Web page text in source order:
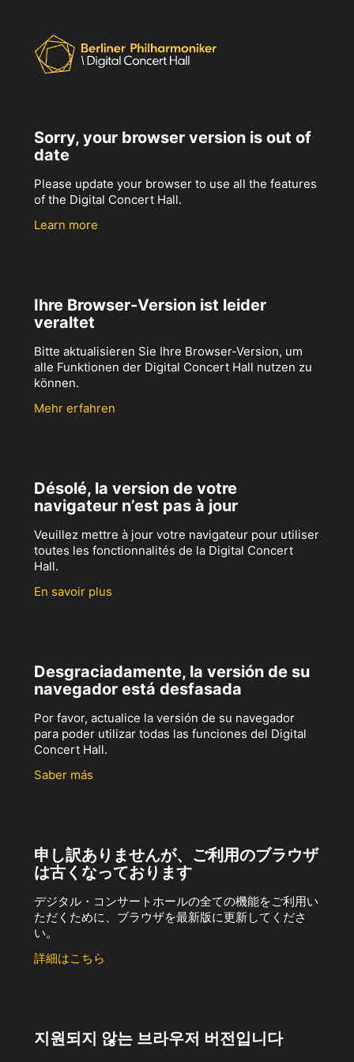
Sorry, your browser version is out of
date
Please update your browser to use all the features
of the Digital Concert Hall.
Learn more
Ihre Browser-Version ist leider
veraltet
Bitte aktualisieren Sie Ihre Browser-Version, um
alle Funktionen der Digital Concert Hall nutzen zu
können.
Mehr erfahren
Désolé, la version de votre
navigateur n’est pas à jour
Veuillez mettre à jour votre navigateur pour utiliser
toutes les fonctionnalités de la Digital Concert
Hall.
En savoir plus
Desgraciadamente, la versión de su
navegador está desfasada
Por favor, actualice la versión de su navegador
para poder utilizar todas las funciones del Digital
Concert Hall.
Saber más
申し訳ありませんが、ご利用のブラウザ
は古くなっております
デジタル・コンサートホールの全ての機能をご利用い
ただくために、ブラウザを最新版に更新してくださ
い。
詳細はこちら
지원되지 않는 브라우저 버전입니다